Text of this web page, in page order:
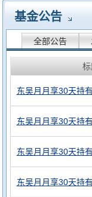
基金公告
全部公告
东吴月月享30天持
东吴月月享30天持
东吴月月享30天持
东吴月月享30天持